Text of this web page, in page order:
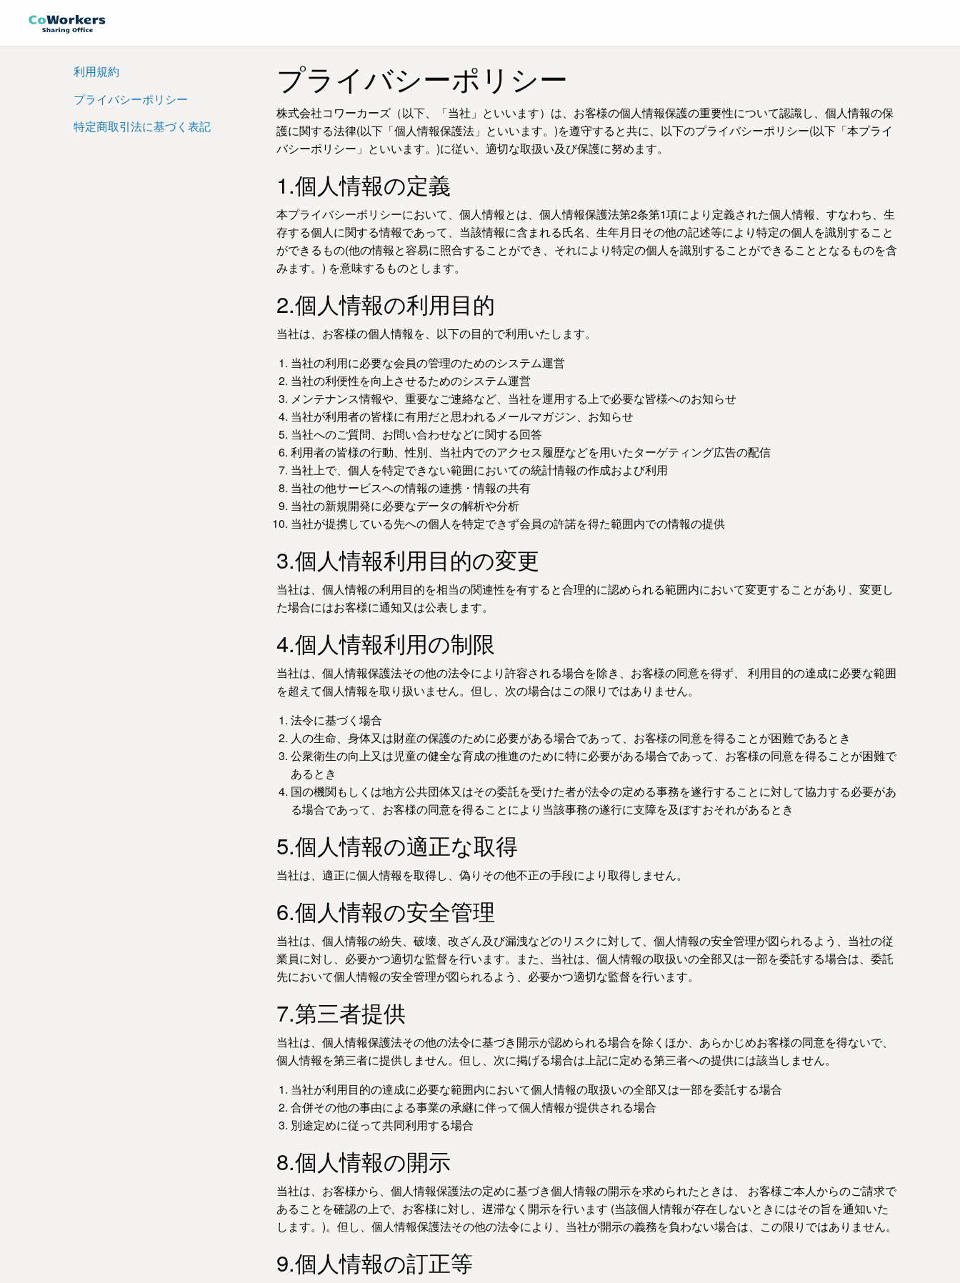
利用規約
プライバシーポリシー
特定商取引法に基づく表記
プライバシーポリシー
株式会社コワーカーズ（以下、「当社」といいます）は、お客様の個人情報保護の重要性について認識し、個人情報の保
護に関する法律(以下「個人情報保護法」といいます。)を遵守すると共に、以下のプライバシーポリシー(以下「本プライ
バシーポリシー」といいます。)に従い、適切な取扱い及び保護に努めます。
1.個人情報の定義
本プライバシーポリシーにおいて、個人情報とは、個人情報保護法第2条第1項により定義された個人情報、すなわち、生
存する個人に関する情報であって、当該情報に含まれる氏名、生年月日その他の記述等により特定の個人を識別すること
ができるもの(他の情報と容易に照合することができ、それにより特定の個人を識別することができることとなるものを含
みます。) を意味するものとします。
2.個人情報の利用目的
当社は、お客様の個人情報を、以下の目的で利用いたします。
当社の利用に必要な会員の管理のためのシステム運営
当社の利便性を向上させるためのシステム運営
メンテナンス情報や、重要なご連絡など、当社を運用する上で必要な皆様へのお知らせ
当社が利用者の皆様に有用だと思われるメールマガジン、お知らせ
当社へのご質問、お問い合わせなどに関する回答
利用者の皆様の行動、性別、当社内でのアクセス履歴などを用いたターゲティング広告の配信
当社上で、個人を特定できない範囲においての統計情報の作成および利用
当社の他サービスへの情報の連携・情報の共有
当社の新規開発に必要なデータの解析や分析
当社が提携している先への個人を特定できず会員の許諾を得た範囲内での情報の提供
3.個人情報利用目的の変更
当社は、個人情報の利用目的を相当の関連性を有すると合理的に認められる範囲内において変更することがあり、変更し
た場合にはお客様に通知又は公表します。
4.個人情報利用の制限
当社は、個人情報保護法その他の法令により許容される場合を除き、お客様の同意を得ず、 利用目的の達成に必要な範囲
を超えて個人情報を取り扱いません。但し、次の場合はこの限りではありません。
法令に基づく場合
人の生命、身体又は財産の保護のために必要がある場合であって、お客様の同意を得ることが困難であるとき
公衆衛生の向上又は児童の健全な育成の推進のために特に必要がある場合であって、お客様の同意を得ることが困難で
あるとき
国の機関もしくは地方公共団体又はその委託を受けた者が法令の定める事務を遂行することに対して協力する必要があ
る場合であって、お客様の同意を得ることにより当該事務の遂行に支障を及ぼすおそれがあるとき
5.個人情報の適正な取得
当社は、適正に個人情報を取得し、偽りその他不正の手段により取得しません。
6.個人情報の安全管理
当社は、個人情報の紛失、破壊、改ざん及び漏洩などのリスクに対して、個人情報の安全管理が図られるよう、当社の従
業員に対し、必要かつ適切な監督を行います。また、当社は、個人情報の取扱いの全部又は一部を委託する場合は、委託
先において個人情報の安全管理が図られるよう、必要かつ適切な監督を行います。
7.第三者提供
当社は、個人情報保護法その他の法令に基づき開示が認められる場合を除くほか、あらかじめお客様の同意を得ないで、
個人情報を第三者に提供しません。但し、次に掲げる場合は上記に定める第三者への提供には該当しません。
当社が利用目的の達成に必要な範囲内において個人情報の取扱いの全部又は一部を委託する場合
合併その他の事由による事業の承継に伴って個人情報が提供される場合
別途定めに従って共同利用する場合
8.個人情報の開示
当社は、お客様から、個人情報保護法の定めに基づき個人情報の開示を求められたときは、 お客様ご本人からのご請求で
あることを確認の上で、お客様に対し、遅滞なく開示を行います (当該個人情報が存在しないときにはその旨を通知いた
します。)。但し、個人情報保護法その他の法令により、当社が開示の義務を負わない場合は、この限りではありません。
9.個人情報の訂正等